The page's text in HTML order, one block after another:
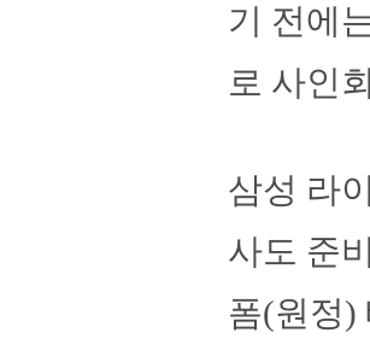
기 전에
로 사인
삼성 라
사도 준
폼(원정)